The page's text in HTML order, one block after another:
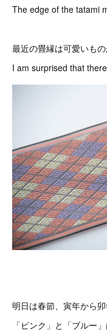
The edge of the tatami
最近の畳縁は可愛いもの
I am surprised that
明日は春節、寅年から卯
「ピンク」と「ブルー